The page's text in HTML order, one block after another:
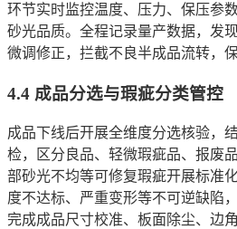
环节实时监控温度、压力、保压参
砂光品质。全程记录量产数据，发
微调修正，拦截不良半成品流转，
4.4 成品分选与瑕疵分类管控
成品下线后开展全维度分选核验，
检，区分良品、轻微瑕疵品、报废
部砂光不均等可修复瑕疵开展标准
度不达标、严重变形等不可逆缺陷
完成成品尺寸校准、板面除尘、边